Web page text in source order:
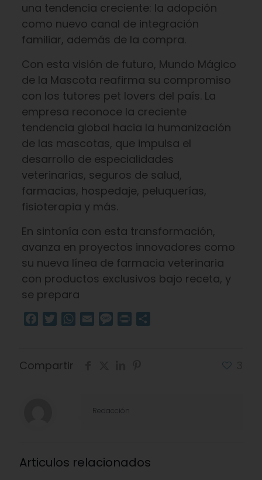
una tendencia creciente: la adopción
como nuevo canal de integración
familiar, además de la compra.
Con esta visión de futuro, Mundo Mágico
de la Mascota reafirma su compromiso
con los tutores pet lovers del país. La
empresa reconoce la creciente
tendencia global hacia la humanización
de las mascotas, que impulsa el
desarrollo de especialidades
veterinarias, seguros de salud,
farmacias, hospedaje, peluquerías,
fisioterapia y más.
En sintonía con esta transformación,
avanza en proyectos innovadores como
su nueva línea de farmacia veterinaria
con productos exclusivos bajo receta, y
se prepara
Facebook
TwitterWhatsApp
Email Message
Print
Compartir
Redacción
Articulos relacionados